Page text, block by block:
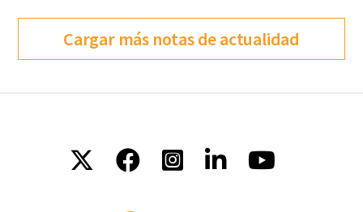
Cargar más notas de actualidad